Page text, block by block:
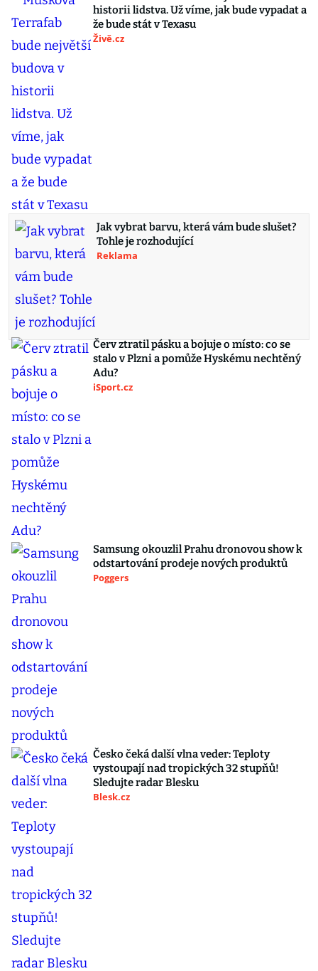
historii lidstva. Už víme, jak bude vypadat a
že bude stát v Texasu
Živě.cz
Jak vybrat barvu, která vám bude slušet?
Tohle je rozhodující
Reklama
Červ ztratil pásku a bojuje o místo: co se
stalo v Plzni a pomůže Hyskému nechtěný
Adu?
iSport.cz
Samsung okouzlil Prahu dronovou show k
odstartování prodeje nových produktů
Poggers
Česko čeká další vlna veder: Teploty
vystoupají nad tropických 32 stupňů!
Sledujte radar Blesku
Blesk.cz